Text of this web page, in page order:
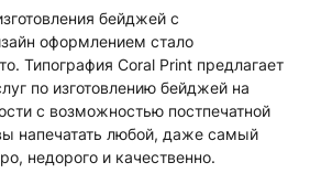
бейджей с
оформлением стало
Типография Coral Print предлагает
по изготовлению бейджей на
с возможностью постпечатной
напечатать любой, даже самый
недорого и качественно.